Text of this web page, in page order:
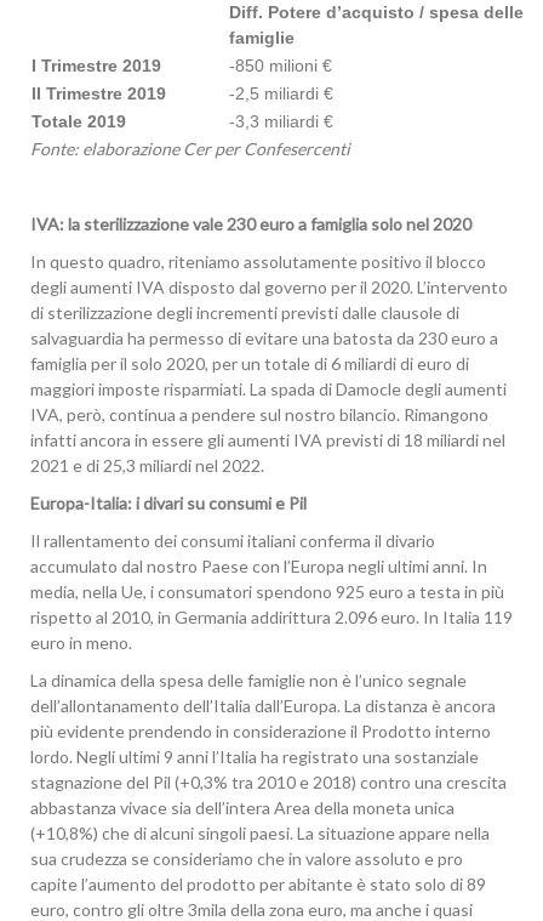
Diff. Potere d’acquisto / spesa delle
famiglie
I Trimestre 2019
-850 milioni €
II Trimestre 2019
-2,5 miliardi €
Totale 2019
-3,3 miliardi €
Fonte: elaborazione Cer per Confesercenti
IVA: la sterilizzazione vale 230 euro a famiglia solo nel 2020
In questo quadro, riteniamo assolutamente positivo il blocco
degli aumenti IVA disposto dal governo per il 2020. L’intervento
di sterilizzazione degli incrementi previsti dalle clausole di
salvaguardia ha permesso di evitare una batosta da 230 euro a
famiglia per il solo 2020, per un totale di 6 miliardi di euro di
maggiori imposte risparmiati. La spada di Damocle degli aumenti
IVA, però, continua a pendere sul nostro bilancio. Rimangono
infatti ancora in essere gli aumenti IVA previsti di 18 miliardi nel
2021 e di 25,3 miliardi nel 2022.
Europa-Italia: i divari su consumi e Pil
Il rallentamento dei consumi italiani conferma il divario
accumulato dal nostro Paese con l’Europa negli ultimi anni. In
media, nella Ue, i consumatori spendono 925 euro a testa in più
rispetto al 2010, in Germania addirittura 2.096 euro. In Italia 119
euro in meno.
La dinamica della spesa delle famiglie non è l’unico segnale
dell’allontanamento dell’Italia dall’Europa. La distanza è ancora
più evidente prendendo in considerazione il Prodotto interno
lordo. Negli ultimi 9 anni l’Italia ha registrato una sostanziale
stagnazione del Pil (+0,3% tra 2010 e 2018) contro una crescita
abbastanza vivace sia dell’intera Area della moneta unica
(+10,8%) che di alcuni singoli paesi. La situazione appare nella
sua crudezza se consideriamo che in valore assoluto e pro
capite l’aumento del prodotto per abitante è stato solo di 89
euro, contro gli oltre 3mila della zona euro, ma anche i quasi